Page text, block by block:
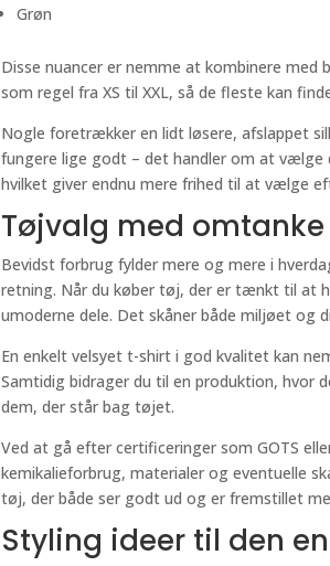
Grøn
Disse nuancer er nemme at kombinere med
som regel fra XS til XXL, så de fleste kan
Nogle foretrækker en lidt løsere, afslappet
fungere lige godt – det handler om at vælge
hvilket giver endnu mere frihed til at vælge
Tøjvalg med
Bevidst forbrug fylder mere og mere i
retning. Når du køber tøj, der er tænkt til at
umoderne dele. Det skåner både miljøet og
En enkelt velsyet t-shirt i god kvalitet kan
Samtidig bidrager du til en produktion, hvor
dem, der står bag tøjet.
Ved at gå efter certificeringer som GOTS
kemikalieforbrug, materialer og eventuelle
tøj, der både ser godt ud og er fremstillet
Styling ideer til den